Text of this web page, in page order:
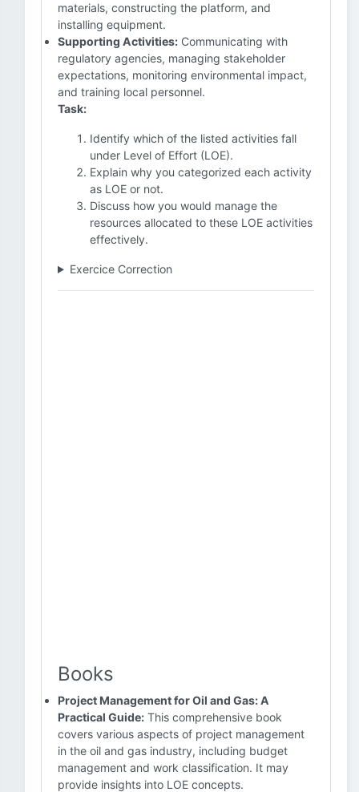
materials, constructing the platform, and
installing equipment.
Supporting Activities: Communicating with
regulatory agencies, managing stakeholder
expectations, monitoring environmental impact,
and training local personnel.
Task:
Identify which of the listed activities fall
under Level of Effort (LOE).
Explain why you categorized each activity
as LOE or not.
Discuss how you would manage the
resources allocated to these LOE activities
effectively.
Exercice Correction
Books
Project Management for Oil and Gas: A
Practical Guide: This comprehensive book
covers various aspects of project management
in the oil and gas industry, including budget
management and work classification. It may
provide insights into LOE concepts.